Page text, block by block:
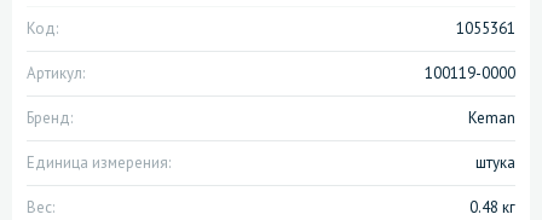
Код: 1055361
Артикул: 100119-0000
Бренд: Keman
Единица измерения: штука
Вес: 0.48 кг